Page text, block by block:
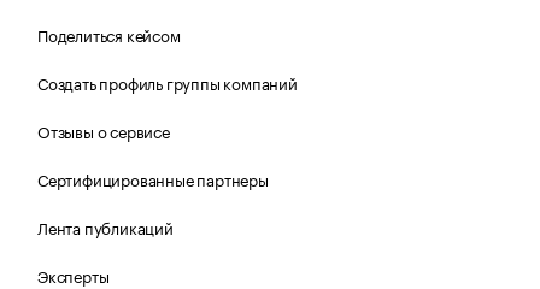
Поделиться кейсом
Создать профиль группы компаний
Отзывы о сервисе
Сертифицированные партнеры
Лента публикаций
Эксперты